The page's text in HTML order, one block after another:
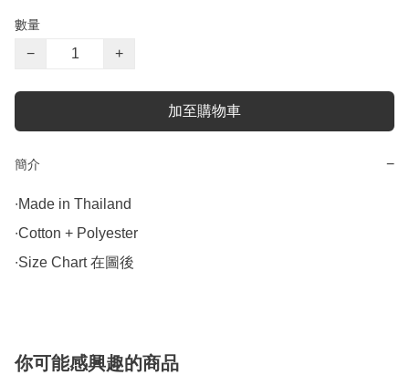
數量
− +
加至購物車
簡介 −
∙Made in Thailand
∙Cotton + Polyester
∙Size Chart 在圖後
你可能感興趣的商品